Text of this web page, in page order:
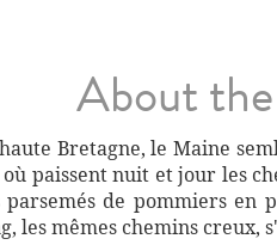
About
Bretagne, le Maine
paissent nuit et jour les
parsemés de pommiers
les mêmes chemins creux,